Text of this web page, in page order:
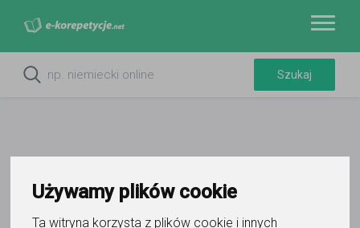
Używamy plików cookie
Ta witryna korzysta z plików cookie i innych
Do ulubionych
Oznacz wystąpienie kontaktu